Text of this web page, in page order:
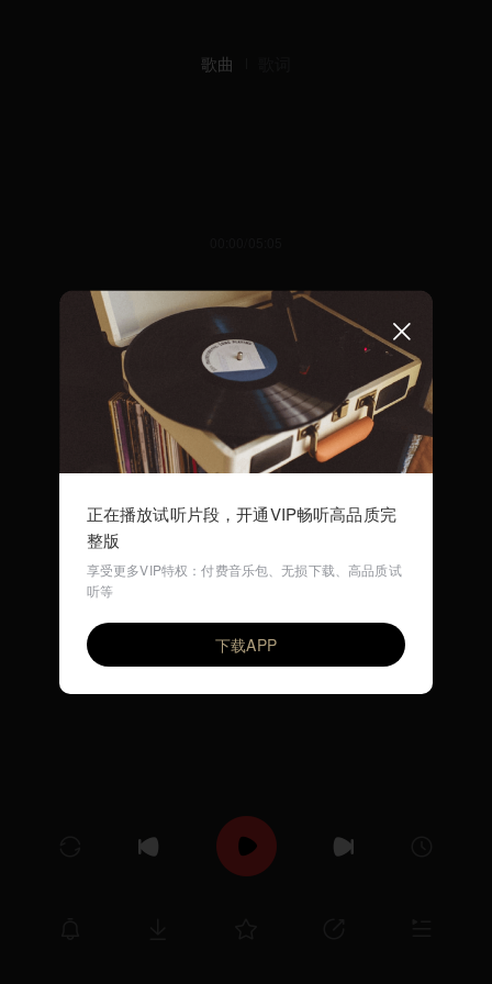
歌曲
VIP 古璇
正在播放试听片段，开通VIP畅听高品质完
整版
享受更多VIP特权：付费音乐包、无损下载、高品质试
听等
下载APP
